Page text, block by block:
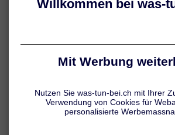
Schnupfen bei Babys